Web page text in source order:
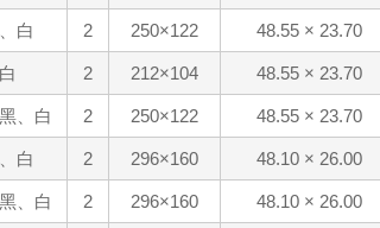
白 2 250×122 48.55 × 23.70
2 212×104 48.55 × 23.70
、白 2 250×122 48.55 × 23.70
白 2 296×160 48.10 × 26.00
、白 2 296×160 48.10 × 26.00